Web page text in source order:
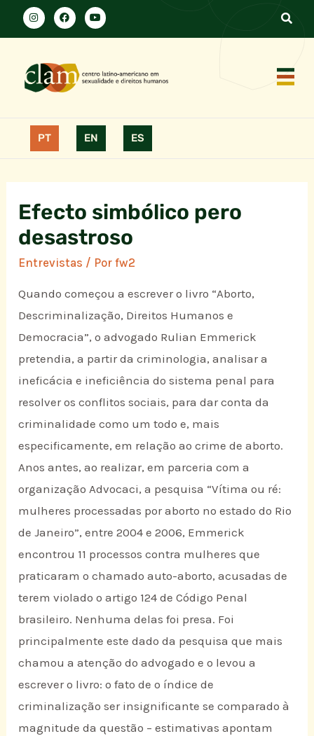
PT EN ES
Efecto simbólico pero
desastroso
Entrevistas / Porfw2
Quando começou a escrever o livro “Aborto,
Descriminalização, Direitos Humanos e
Democracia”, o advogado Rulian Emmerick
pretendia, a partir da criminologia, analisar a
ineficácia e ineficiência do sistema penal para
resolver os conflitos sociais, para dar conta da
criminalidade como um todo e, mais
especificamente, em relação ao crime de aborto.
Anos antes, ao realizar, em parceria com a
organização Advocaci, a pesquisa “Vítima ou ré:
mulheres processadas por aborto no estado do Rio
de Janeiro”, entre 2004 e 2006, Emmerick
encontrou 11 processos contra mulheres que
praticaram o chamado auto-aborto, acusadas de
terem violado o artigo 124 de Código Penal
brasileiro. Nenhuma delas foi presa. Foi
principalmente este dado da pesquisa que mais
chamou a atenção do advogado e o levou a
escrever o livro: o fato de o índice de
criminalização ser insignificante se comparado à
magnitude da questão – estimativas apontam